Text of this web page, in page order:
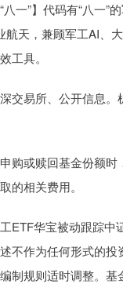
”】代码有“八一”的
航天，兼顾军工AI、
工具。
易所、公开信息。
或赎回基金份额时
的相关费用。
华宝被动跟踪中
不作为任何形式的
制规则适时调整。